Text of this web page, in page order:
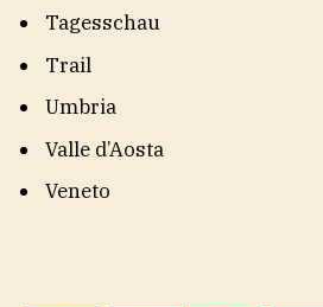
Tagesschau
Trail
Umbria
Valle d’Aosta
Veneto